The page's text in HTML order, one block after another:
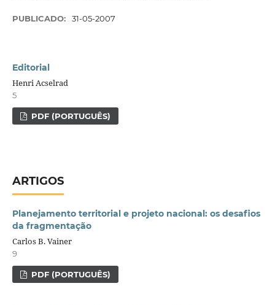
PUBLICADO: 31-05-2007
Editorial
Henri Acselrad
5
PDF (PORTUGUÊS)
ARTIGOS
Planejamento territorial e projeto nacional: os desafios
da fragmentação
Carlos B. Vainer
9
PDF (PORTUGUÊS)